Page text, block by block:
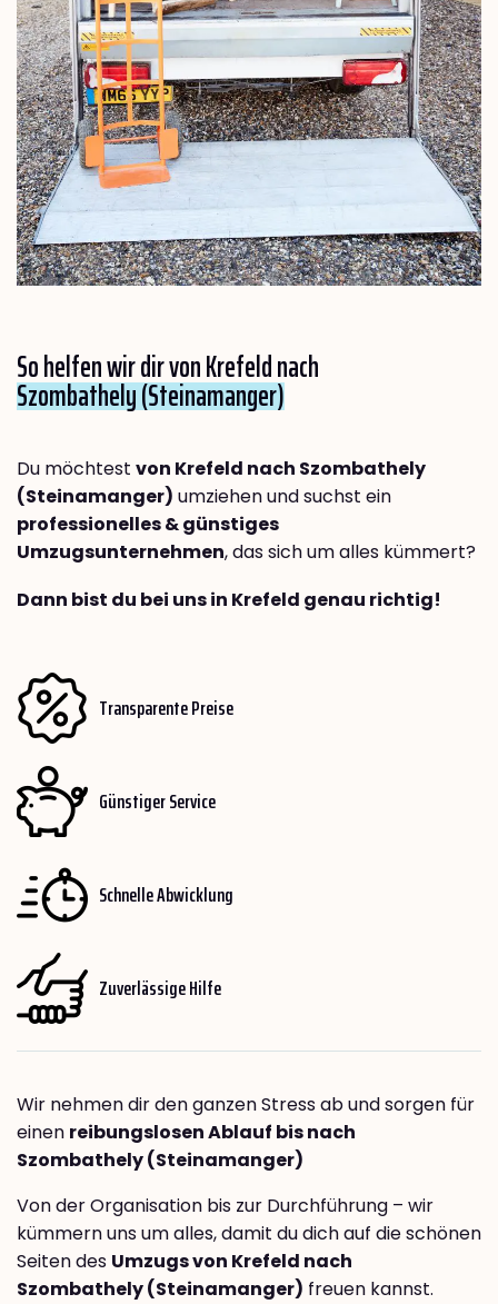
So helfen wir dir von Krefeld nach
Szombathely (Steinamanger)
Du möchtest von Krefeld nach Szombathely
(Steinamanger) umziehen und suchst ein
professionelles & günstiges
Umzugsunternehmen, das sich um alles kümmert?
Dann bist du bei uns in Krefeld genau richtig!
Transparente Preise
Günstiger Service
Schnelle Abwicklung
Zuverlässige Hilfe
Wir nehmen dir den ganzen Stress ab und sorgen für
einen reibungslosen Ablauf bis nach
Szombathely (Steinamanger)
Von der Organisation bis zur Durchführung – wir
kümmern uns um alles, damit du dich auf die schönen
Seiten des Umzugs von Krefeld nach
Szombathely (Steinamanger) freuen kannst.